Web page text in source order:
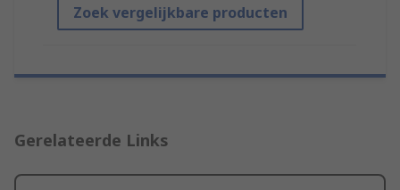
Zoek vergelijkbare producten
Gerelateerde Links